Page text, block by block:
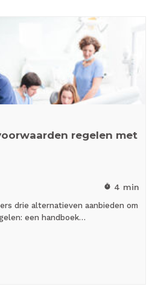
regelen met
timer 4 min
drie alternatieven aanbieden om
een handboek…